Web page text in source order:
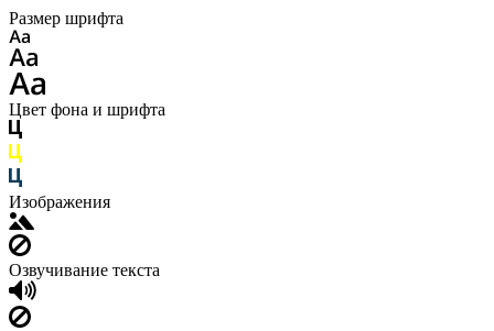
Размер шрифта
Цвет фона и шрифта
Изображения
Озвучивание текста